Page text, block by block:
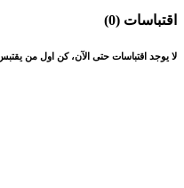
اقتباسات (0)
لا يوجد اقتباسات حتى الآن، كن اول من